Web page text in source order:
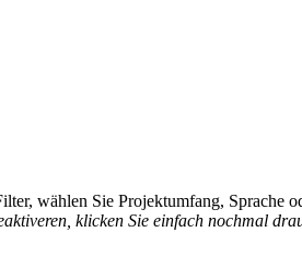
wählen Sie Projektumfang, Sprache
klicken Sie einfach nochmal